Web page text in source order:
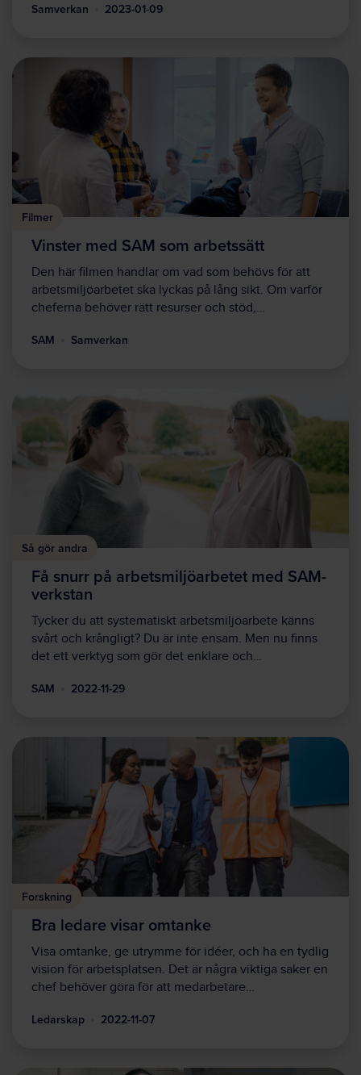
Samverkan 2023-01-09
Filmer
Vinster med SAM som arbetssätt
Den här filmen handlar om vad som behövs för att
arbetsmiljöarbetet ska lyckas på lång sikt. Om varför
cheferna behöver rätt resurser och stöd,…
SAM Samverkan
Så gör andra
Få snurr på arbetsmiljöarbetet med SAM-
verkstan
Tycker du att systematiskt arbetsmiljöarbete känns
svårt och krångligt? Du är inte ensam. Men nu finns
det ett verktyg som gör det enklare och…
SAM 2022-11-29
Forskning
Bra ledare visar omtanke
Visa omtanke, ge utrymme för idéer, och ha en tydlig
vision för arbetsplatsen. Det är några viktiga saker en
chef behöver göra för att medarbetare…
Ledarskap 2022-11-07